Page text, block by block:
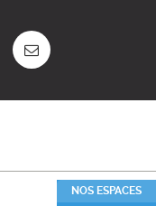
NOS ESPACES